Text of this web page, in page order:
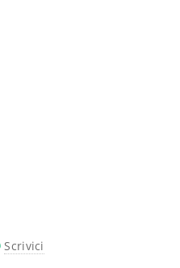
Scrivici